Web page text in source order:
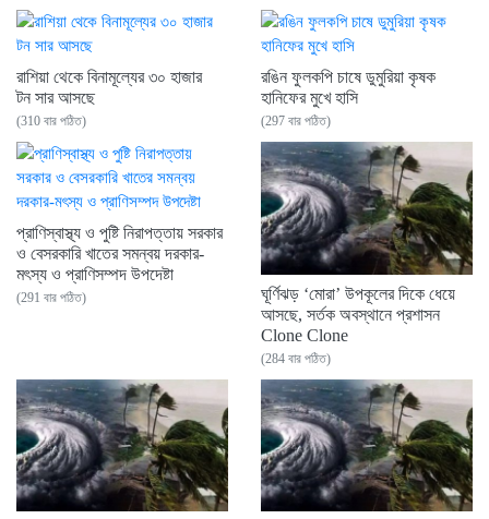
রাশিয়া থেকে বিনামূল্যের ৩০ হাজার
টন সার আসছে
(310 বার পঠিত)
রঙিন ফুলকপি চাষে ডুমুরিয়া কৃষক
হানিফের মুখে হাসি
(297 বার পঠিত)
প্রাণিস্বাস্থ্য ও পুষ্টি নিরাপত্তায় সরকার
ও বেসরকারি খাতের সমন্বয় দরকার-
মৎস্য ও প্রাণিসম্পদ উপদেষ্টা
(291 বার পঠিত)
ঘূর্ণিঝড় ‘মোরা’ উপকূলের দিকে ধেয়ে
আসছে, সর্তক অবস্থানে প্রশাসন
Clone Clone
(284 বার পঠিত)